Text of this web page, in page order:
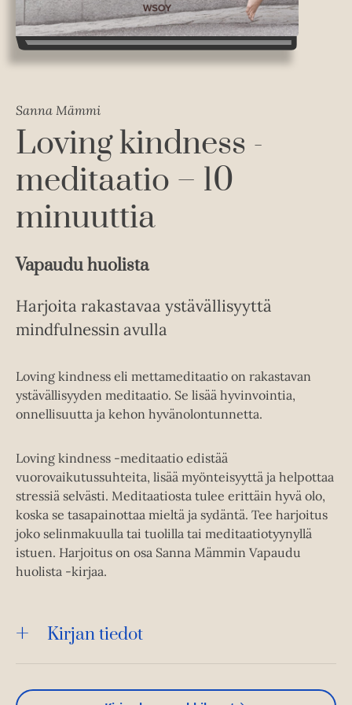
Sanna Mämmi
Loving kindness -
meditaatio – 10
minuuttia
Vapaudu huolista
Harjoita rakastavaa ystävällisyyttä
mindfulnessin avulla
Loving kindness eli mettameditaatio on rakastavan
ystävällisyyden meditaatio. Se lisää hyvinvointia,
onnellisuutta ja kehon hyvänolontunnetta.
Loving kindness -meditaatio edistää
vuorovaikutussuhteita, lisää myönteisyyttä ja helpottaa
stressiä selvästi. Meditaatiosta tulee erittäin hyvä olo,
koska se tasapainottaa mieltä ja sydäntä. Tee harjoitus
joko selinmakuulla tai tuolilla tai meditaatiotyynyllä
istuen. Harjoitus on osa Sanna Mämmin Vapaudu
huolista -kirjaa.
Kirjan tiedot